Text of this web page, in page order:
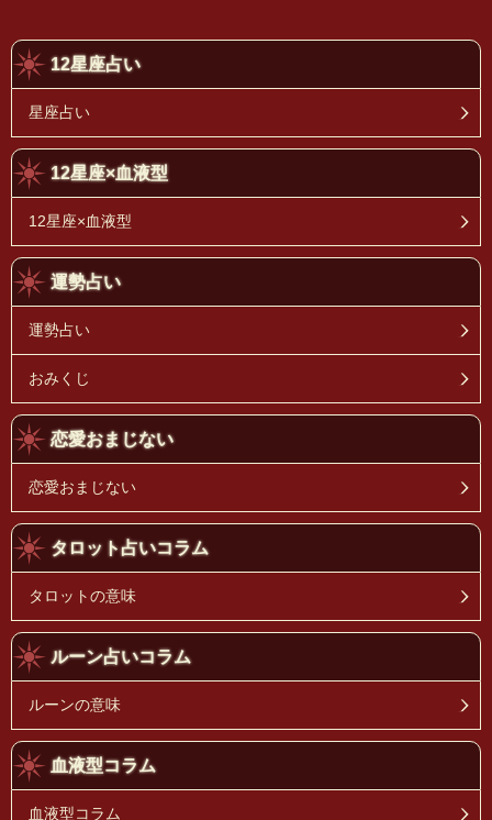
12星座占い
星座占い
12星座×血液型
12星座×血液型
運勢占い
運勢占い
おみくじ
恋愛おまじない
恋愛おまじない
タロット占いコラム
タロットの意味
ルーン占いコラム
ルーンの意味
血液型コラム
血液型コラム